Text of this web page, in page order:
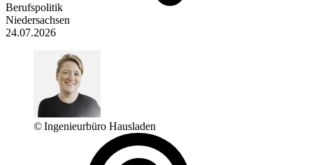
Berufspolitik
Niedersachsen
24.07.2026
© Ingenieurbüro Hausladen